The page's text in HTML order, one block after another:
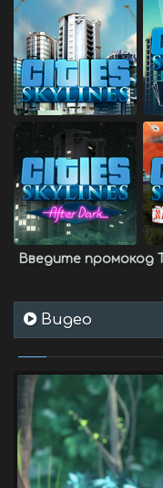
Введите промокод
Видео